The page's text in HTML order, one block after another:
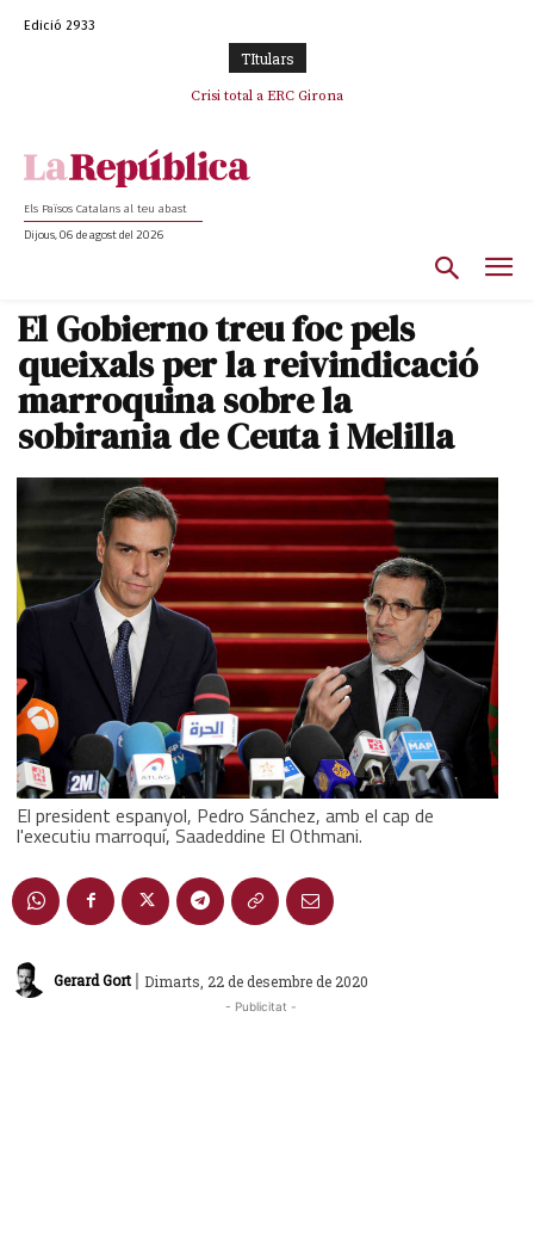
Edició 2933
TItulars
Crisi total a ERC Girona
Els Països Catalans al teu abast
Dijous, 06 de agost del 2026
El Gobierno treu foc pels
queixals per la reivindicació
marroquina sobre la
sobirania de Ceuta i Melilla
El president espanyol, Pedro Sánchez, amb el cap de
l'executiu marroquí, Saadeddine El Othmani.
Gerard Gort | Dimarts, 22 de desembre de 2020
- Publicitat -